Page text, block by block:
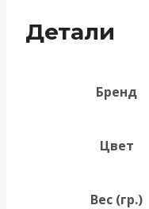
Детали
Бренд
Цвет
Вес (гр.)